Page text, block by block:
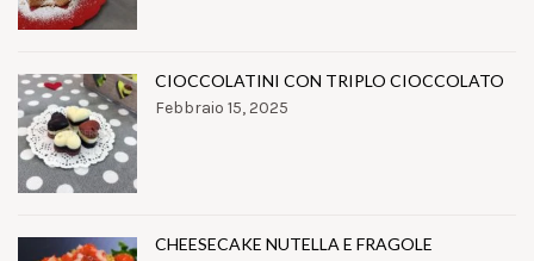
CIOCCOLATINI CON TRIPLO CIOCCOLATO
Febbraio 15, 2025
CHEESECAKE NUTELLA E FRAGOLE